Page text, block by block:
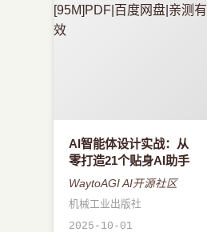
AI智能体设计实战：从
零打造21个贴身AI助手
WaytoAGI AI开源社区
机械工业出版社
2025-10-01